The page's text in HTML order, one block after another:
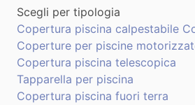
Scegli per tipologia
Copertura piscina calpestabile
Coperture per piscine
Copertura piscina telescopica
Tapparella per piscina
Copertura piscina fuori terra